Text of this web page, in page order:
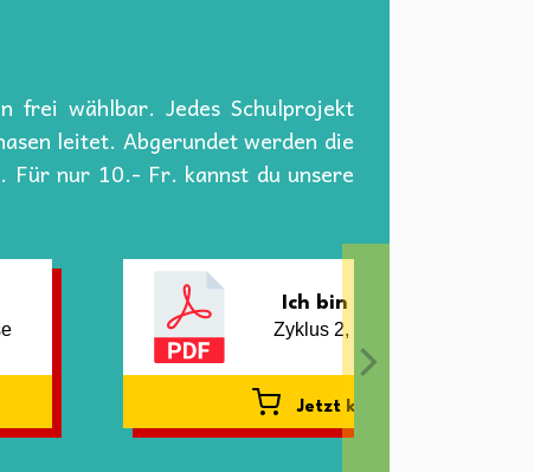
frei wählbar. Jedes Schulprojekt
leitet. Abgerundet werden die
Für nur 10.- Fr. kannst du unsere
Ich bin Journalist*in!
Zyklus 2, eher 5./6. Klasse
Jetzt kaufen